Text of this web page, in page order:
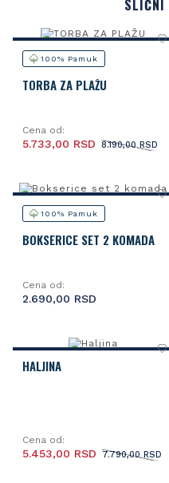
SLIČNI
100% Pamuk
TORBA ZA PLAŽU
Cena od:
8.190,00 RSD
5.733,00 RSD
100% Pamuk
BOKSERICE SET 2 KOMADA
Cena od:
2.690,00 RSD
HALJINA
Cena od:
7.790,00 RSD
5.453,00 RSD